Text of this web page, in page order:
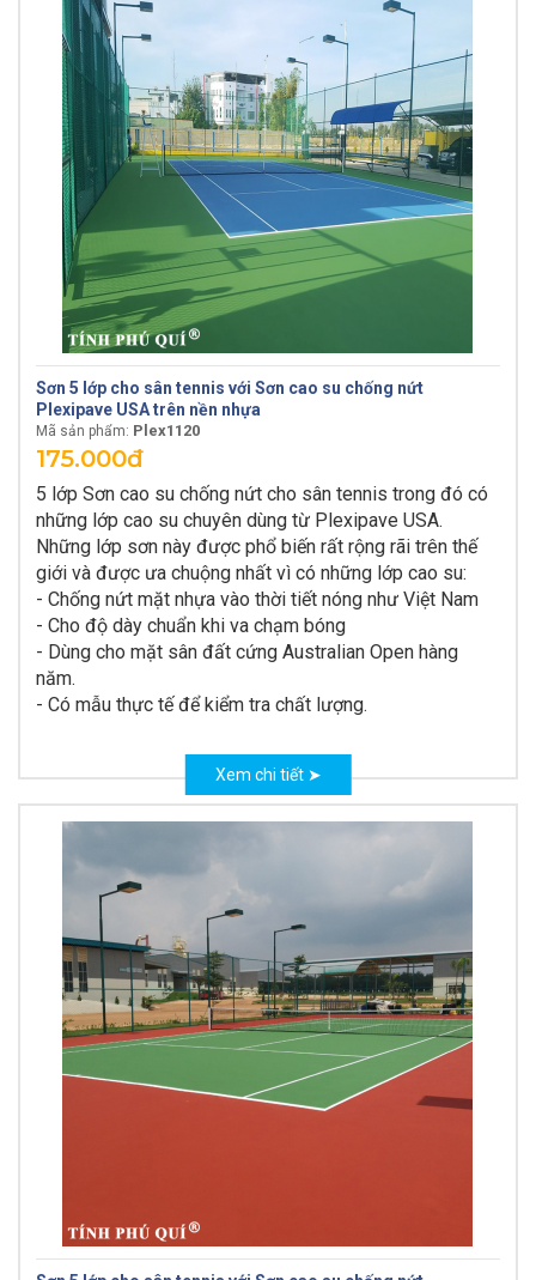
Sơn 5 lớp cho sân tennis với Sơn cao su chống nứt
Plexipave USA trên nền nhựa
Mã sản phẩm: Plex1120
175.000đ
5 lớp Sơn cao su chống nứt cho sân tennis trong đó có
những lớp cao su chuyên dùng từ Plexipave USA.
Những lớp sơn này được phổ biến rất rộng rãi trên thế
giới và được ưa chuộng nhất vì có những lớp cao su:
- Chống nứt mặt nhựa vào thời tiết nóng như Việt Nam
- Cho độ dày chuẩn khi va chạm bóng
- Dùng cho mặt sân đất cứng Australian Open hàng
năm.
- Có mẫu thực tế để kiểm tra chất lượng.
Xem chi tiết ➤